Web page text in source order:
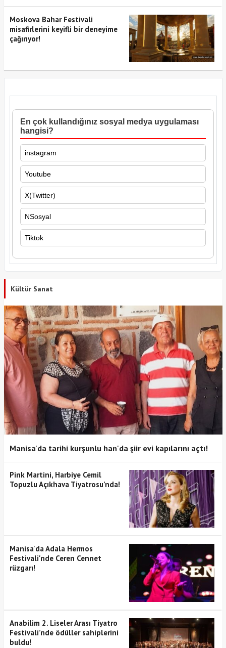
Moskova Bahar Festivali
misafirlerini keyifli bir deneyime
çağırıyor!
En çok kullandığınız sosyal medya uygulaması
hangisi?
instagram
Youtube
X(Twitter)
NSosyal
Tiktok
Kültür Sanat
Manisa'da tarihi kurşunlu han'da şiir evi kapılarını açtı!
Pink Martini, Harbiye Cemil
Topuzlu Açıkhava Tiyatrosu’nda!
Manisa'da Adala Hermos
Festivali'nde Ceren Cennet
rüzgarı!
Anabilim 2. Liseler Arası Tiyatro
Festivali’nde ödüller sahiplerini
buldu!